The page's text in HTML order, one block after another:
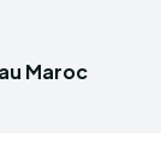
Maroc